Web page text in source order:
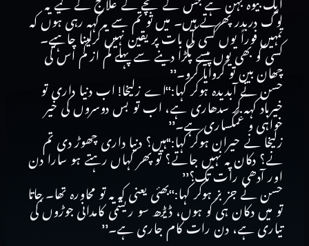
ایک بیوہ بہن ہے جس کے بچے کے علاج کے لیے یہ
لوگ دربدر پھرتے ہیں۔ میں تو تم سے یہ کہہ رہی ہوں کہ
تمہیں فوراً یوں کسی کی بات پر یقین نہیں کرلینا چاہیے۔
کسی کو بھی یوں پیسے پکڑا دینے سے پہلے کم از کم اس کی
چھان بین تو کروایا کرو۔’’
حسن نے آبدیدہ ہوکر کہا:‘‘اے زلیخا! اب دنیا داری تو
خیرباد کہہ کر سدھاری ہے، اب تو بس دوسروں کی خیر
خواہی و غمگساری ہے۔’’
زلیخا نے حیران ہوکر کہا:‘‘ہیں؟ دنیا داری چھوڑ دی تم
نے؟ دکان پہ نہیں جاتے؟ تو پھر کہاں رہتے ہو سارا دن
اور آدھی رات تک؟’’
حسن نے جز بز ہوکر کہا:‘‘بھئی یعنی کہ یہ تو محاورہ تھا۔ جاتا
تو میں دکان ہی کو ہوں، ڈیڑھ سو ریشمی کامدانی جوڑوں کی
تیاری ہے، دن رات کام جاری ہے۔’’